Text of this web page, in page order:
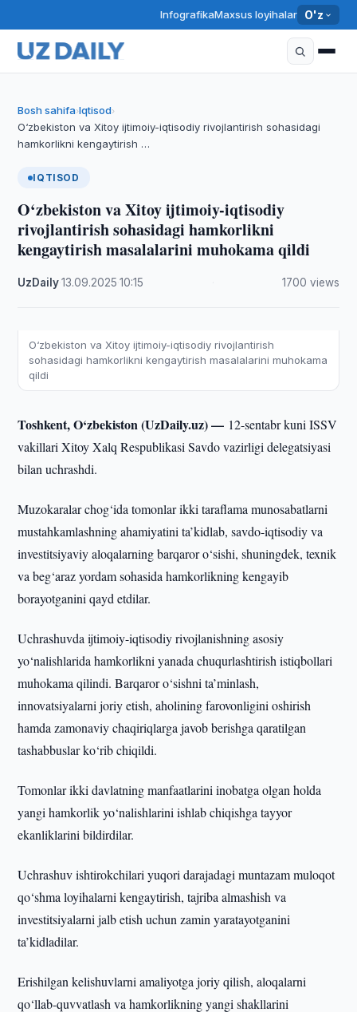
InfografikaMaxsus loyihalar O'z
Bosh sahifa›Iqtisod›
O‘zbekiston va Xitoy ijtimoiy-iqtisodiy rivojlantirish sohasidagi
hamkorlikni kengaytirish …
IQTISOD
O‘zbekiston va Xitoy ijtimoiy-iqtisodiy
rivojlantirish sohasidagi hamkorlikni
kengaytirish masalalarini muhokama qildi
UzDaily·13.09.2025 ·10:15 1700 views
O‘zbekiston va Xitoy ijtimoiy-iqtisodiy rivojlantirish
sohasidagi hamkorlikni kengaytirish masalalarini muhokama
qildi
Toshkent, O‘zbekiston (UzDaily.uz) — 12-sentabr kuni ISSV
vakillari Xitoy Xalq Respublikasi Savdo vazirligi delegatsiyasi
bilan uchrashdi.
Muzokaralar chog‘ida tomonlar ikki taraflama munosabatlarni
mustahkamlashning ahamiyatini ta’kidlab, savdo-iqtisodiy va
investitsiyaviy aloqalarning barqaror o‘sishi, shuningdek, texnik
va beg‘araz yordam sohasida hamkorlikning kengayib
borayotganini qayd etdilar.
Uchrashuvda ijtimoiy-iqtisodiy rivojlanishning asosiy
yo‘nalishlarida hamkorlikni yanada chuqurlashtirish istiqbollari
muhokama qilindi. Barqaror o‘sishni ta’minlash,
innovatsiyalarni joriy etish, aholining farovonligini oshirish
hamda zamonaviy chaqiriqlarga javob berishga qaratilgan
tashabbuslar ko‘rib chiqildi.
Tomonlar ikki davlatning manfaatlarini inobatga olgan holda
yangi hamkorlik yo‘nalishlarini ishlab chiqishga tayyor
ekanliklarini bildirdilar.
Uchrashuv ishtirokchilari yuqori darajadagi muntazam muloqot
qo‘shma loyihalarni kengaytirish, tajriba almashish va
investitsiyalarni jalb etish uchun zamin yaratayotganini
ta’kidladilar.
Erishilgan kelishuvlarni amaliyotga joriy qilish, aloqalarni
qo‘llab-quvvatlash va hamkorlikning yangi shakllarini